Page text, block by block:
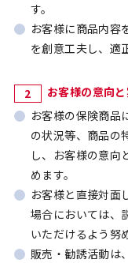
す。
お客様に商品内容
を創意⼯夫し、適
お客様の意向
お客様の保険商品
の状況等、商品の
し、お客様の意向
めます。
お客様と直接対⾯
場合においては、
いただけるよう努
販売・勧誘活動は